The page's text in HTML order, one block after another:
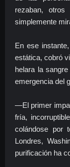
rezaban,
simplemente
En ese
estática, cobró
helara la
emergencia del
—El primer
fría,
colándose por
Londres,
purificación ha